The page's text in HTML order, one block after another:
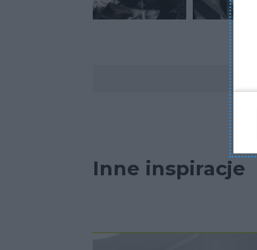
Inne inspiracje